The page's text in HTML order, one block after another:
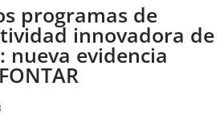
programas de
innovadora de
nueva evidencia